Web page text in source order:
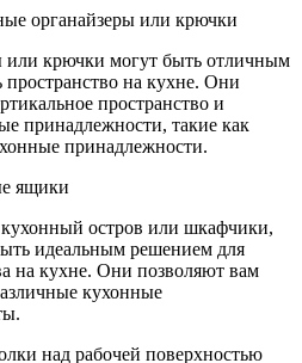
органайзеры или крючки
крючки могут быть отличным
на кухне. Они
пространство и
принадлежности, такие как
принадлежности.
ящики
остров или шкафчики,
идеальным решением для
на кухне. Они позволяют вам
кухонные
над рабочей поверхностью